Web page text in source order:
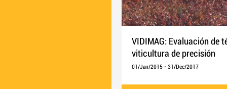
VIDIMAG: Evaluación de
viticultura de precisión
01/Jan/2015 - 31/Dec/2017